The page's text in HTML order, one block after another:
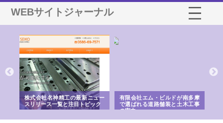
WEBサイトジャーナル
株式会社名神精工の最新ニュー
スリリース一覧と注目トピック
有限会社エム・ビルドが南多摩
で選ばれる道路舗装と土木工事
の実力